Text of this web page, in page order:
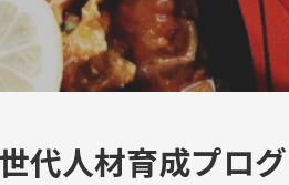
代人材育成プロ